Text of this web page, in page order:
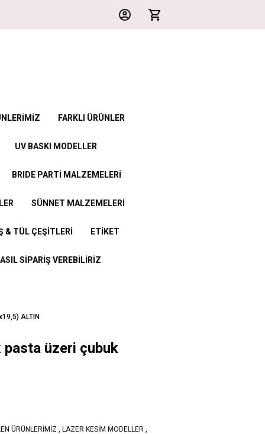
FARKLI ÜRÜNLER
UV BASKI MODELLER
BRIDE PARTİ MALZEMELERİ
SÜNNET MALZEMELERİ
& TÜL ÇEŞİTLERİ ETİKET
SİPARİŞ VEREBİLİRİZ
ALTIN
üzeri çubuk
ÜRÜNLERİMİZ , LAZER KESİM MODELLER ,